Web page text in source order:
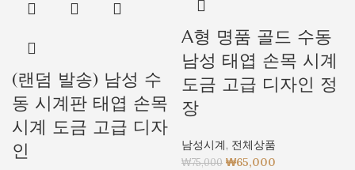
(랜덤 발송) 남성 수
동 시계판 태엽 손목
시계 도금 고급 디자
인
A형 명품 골드 수동
남성 태엽 손목 시계
도금 고급 디자인 정
장
남성시계, 전체상품
₩75,000 ₩65,000